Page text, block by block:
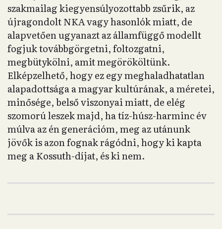
szakmailag kiegyensúlyozottabb zsűrik, az
újragondolt NKA vagy hasonlók miatt, de
alapvetően ugyanazt az államfüggő modellt
fogjuk továbbgörgetni, foltozgatni,
megbütykölni, amit megörököltünk.
Elképzelhető, hogy ez egy meghaladhatatlan
alapadottsága a magyar kultúrának, a méretei,
minősége, belső viszonyai miatt, de elég
szomorú leszek majd, ha tíz-húsz-harminc év
múlva az én generációm, meg az utánunk
jövők is azon fognak rágódni, hogy ki kapta
meg a Kossuth-díjat, és ki nem.